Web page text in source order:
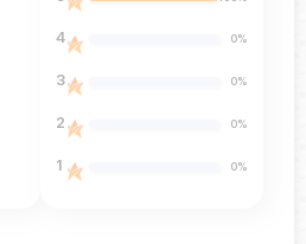
4 0%
3 0%
2 0%
1 0%